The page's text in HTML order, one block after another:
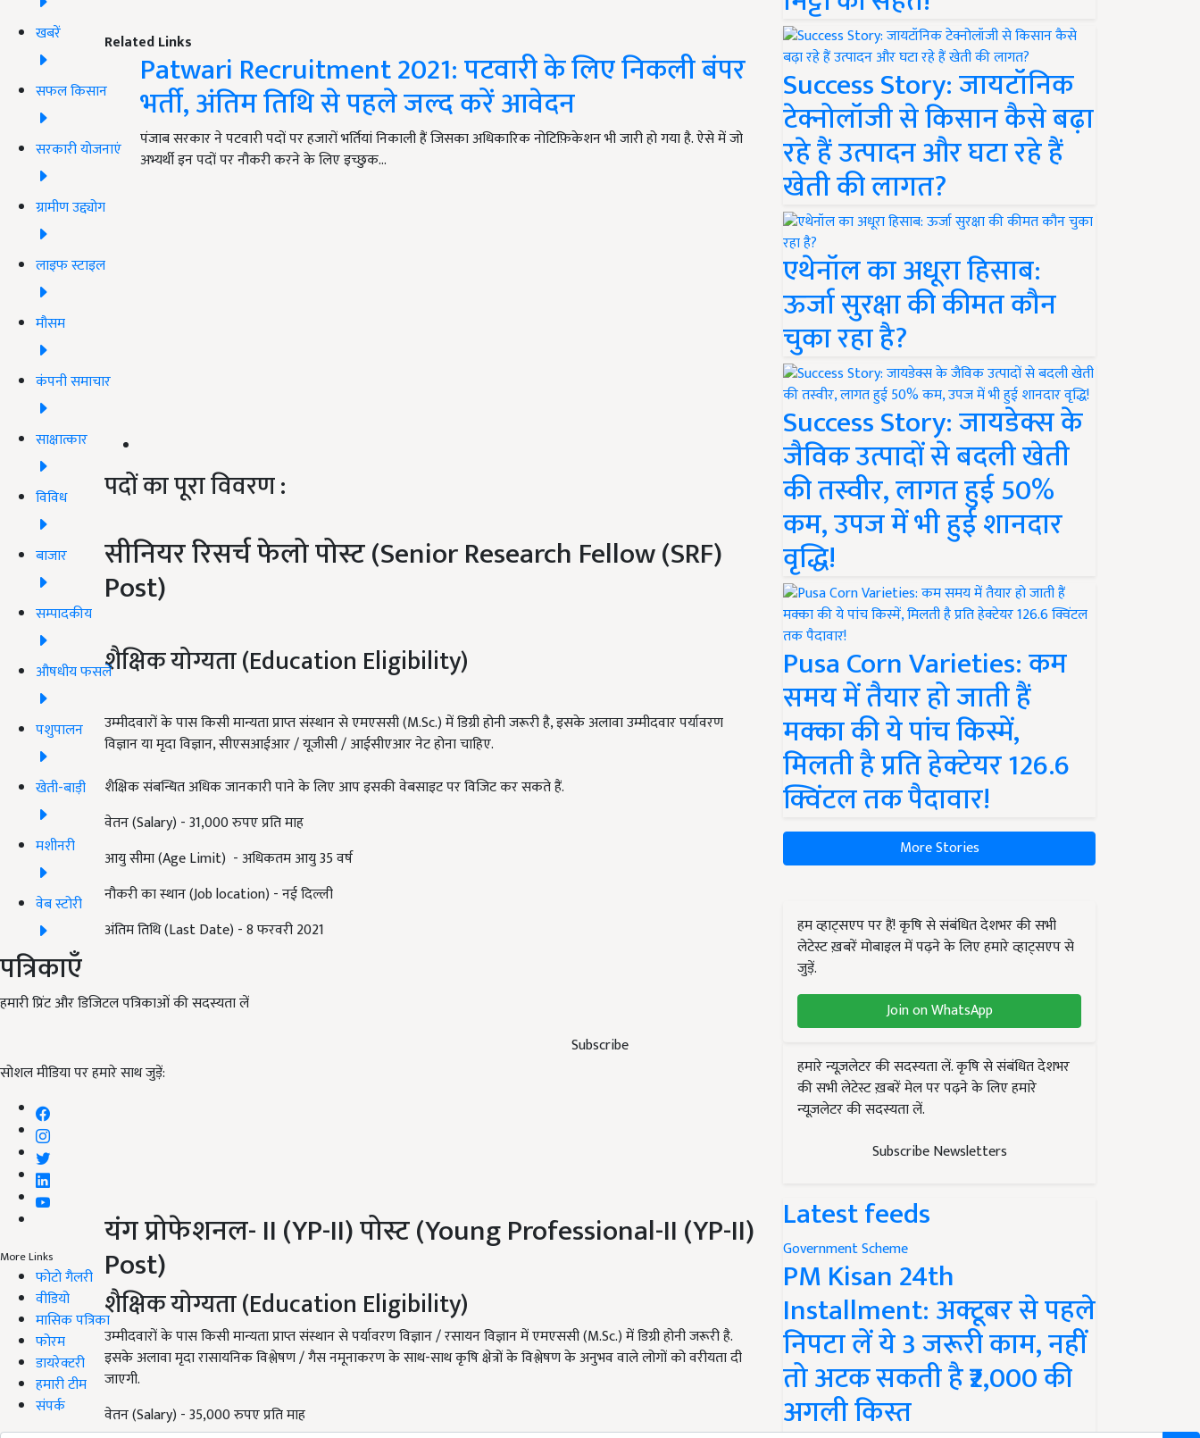
खबरें
सफल किसान
सरकारी योजनाएं
ग्रामीण उद्द्योग
लाइफ स्टाइल
मौसम
कंपनी समाचार
साक्षात्कार
विविध
बाजार
सम्पादकीय
औषधीय फसलें
पशुपालन
खेती-बाड़ी
मशीनरी
वेब स्टोरी
पत्रिकाएँ
हमारी प्रिंट और डिजिटल पत्रिकाओं की सदस्यता लें
Subscribe
सोशल मीडिया पर हमारे साथ जुड़ें:
More Links
फोटो गैलरी
वीडियो
मासिक पत्रिका
फोरम
डायरेक्टरी
हमारी टीम
संपर्क
Related Links
Patwari Recruitment 2021: पटवारी के लिए निकली बंपर
भर्ती, अंतिम तिथि से पहले जल्द करें आवेदन
पंजाब सरकार ने पटवारी पदों पर हजारों भर्तियां निकाली हैं जिसका अधिकारिक नोटिफ़िकेशन भी जारी हो गया है. ऐसे में जो
अभ्यर्थी इन पदों पर नौकरी करने के लिए इच्छुक…
पदों का पूरा विवरण :
सीनियर रिसर्च फेलो पोस्ट (Senior Research Fellow (SRF)
Post)
शैक्षिक योग्यता (Education Eligibility)
उम्मीदवारों के पास किसी मान्यता प्राप्त संस्थान से एमएससी (M.Sc.) में डिग्री होनी जरूरी है, इसके अलावा उम्मीदवार पर्यावरण
विज्ञान या मृदा विज्ञान, सीएसआईआर / यूजीसी / आईसीएआर नेट होना चाहिए.
शैक्षिक संबन्धित अधिक जानकारी पाने के लिए आप इसकी वेबसाइट पर विजिट कर सकते हैं.
वेतन (Salary) - 31,000 रुपए प्रति माह
आयु सीमा (Age Limit) - अधिकतम आयु 35 वर्ष
नौकरी का स्थान (Job location) - नई दिल्ली
अंतिम तिथि (Last Date) - 8 फरवरी 2021
यंग प्रोफेशनल- II (YP-II) पोस्ट (Young Professional-II (YP-II)
Post)
शैक्षिक योग्यता (Education Eligibility)
उम्मीदवारों के पास किसी मान्यता प्राप्त संस्थान से पर्यावरण विज्ञान / रसायन विज्ञान में एमएससी (M.Sc.) में डिग्री होनी जरूरी है.
इसके अलावा मृदा रासायनिक विश्लेषण / गैस नमूनाकरण के साथ-साथ कृषि क्षेत्रों के विश्लेषण के अनुभव वाले लोगों को वरीयता दी
जाएगी.
वेतन (Salary) - 35,000 रुपए प्रति माह
Success Story: जायटॉनिक
टेक्नोलॉजी से किसान कैसे बढ़ा
रहे हैं उत्पादन और घटा रहे हैं
खेती की लागत?
एथेनॉल का अधूरा हिसाब:
ऊर्जा सुरक्षा की कीमत कौन
चुका रहा है?
Success Story: जायडेक्स के
जैविक उत्पादों से बदली खेती
की तस्वीर, लागत हुई 50%
कम, उपज में भी हुई शानदार
वृद्धि!
Pusa Corn Varieties: कम
समय में तैयार हो जाती हैं
मक्का की ये पांच किस्में,
मिलती है प्रति हेक्टेयर 126.6
क्विंटल तक पैदावार!
More Stories
हम व्हाट्सएप पर हैं! कृषि से संबंधित देशभर की सभी
लेटेस्ट ख़बरें मोबाइल में पढ़ने के लिए हमारे व्हाट्सएप से
जुड़ें.
Join on WhatsApp
हमारे न्यूज़लेटर की सदस्यता लें. कृषि से संबंधित देशभर
की सभी लेटेस्ट ख़बरें मेल पर पढ़ने के लिए हमारे
न्यूज़लेटर की सदस्यता लें.
Subscribe Newsletters
Latest feeds
Government Scheme
PM Kisan 24th
Installment: अक्टूबर से पहले
निपटा लें ये 3 जरूरी काम, नहीं
तो अटक सकती है ₹2,000 की
अगली किस्त